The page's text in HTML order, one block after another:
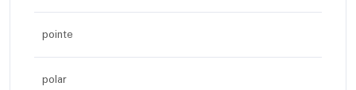
pointe
polar